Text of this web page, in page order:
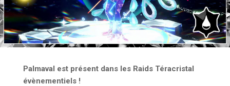
Palmaval est présent dans les Raids Téracristal
évènementiels !